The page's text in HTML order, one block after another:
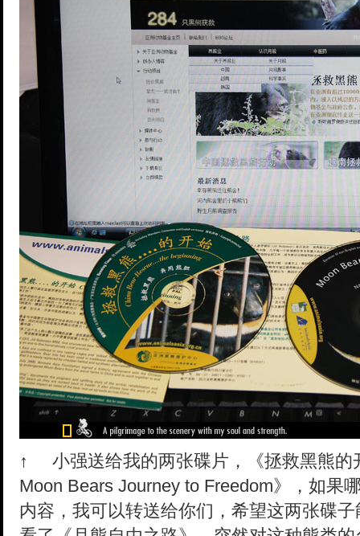
↑
小强送给我的两张碟片，《拯救黑熊
Moon Bears Journey to Freedom》，如果
内容，我可以转送给你们，希望这两张碟